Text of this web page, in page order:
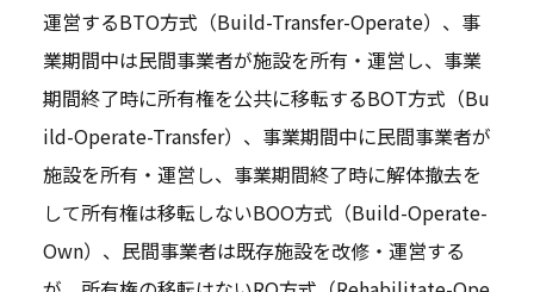
運営するBTO方式（Build-Transfer-Operate）、事
業期間中は民間事業者が施設を所有・運営し、事業
期間終了時に所有権を公共に移転するBOT方式（Bu
ild-Operate-Transfer）、事業期間中に民間事業者が
施設を所有・運営し、事業期間終了時に解体撤去を
して所有権は移転しないBOO方式（Build-Operate-
Own）、民間事業者は既存施設を改修・運営する